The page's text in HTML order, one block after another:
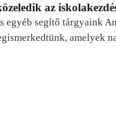
az
egyéb segítő tárgyaink
amelyek